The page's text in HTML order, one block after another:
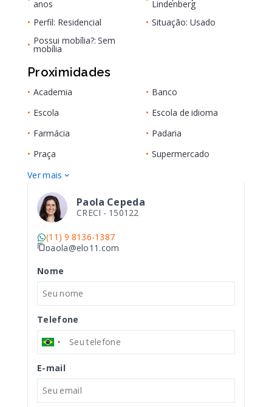
anos
Lindenberg
• Perfil: Residencial • Situação: Usado
• Possui mobília?: Sem
mobília
Proximidades
• Academia • Banco
• Escola • Escola de idioma
• Farmácia • Padaria
• Praça • Supermercado
Ver mais
Paola Cepeda
CRECI - 150122
(11) 9 8136-1387
paola@elo11.com
Nome
Telefone
E-mail